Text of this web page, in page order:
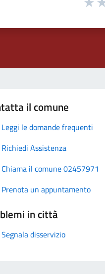
il comune
Leggi le domande frequenti
Richiedi Assistenza
Chiama il comune 02457971
Prenota un appuntamento
in città
Segnala disservizio